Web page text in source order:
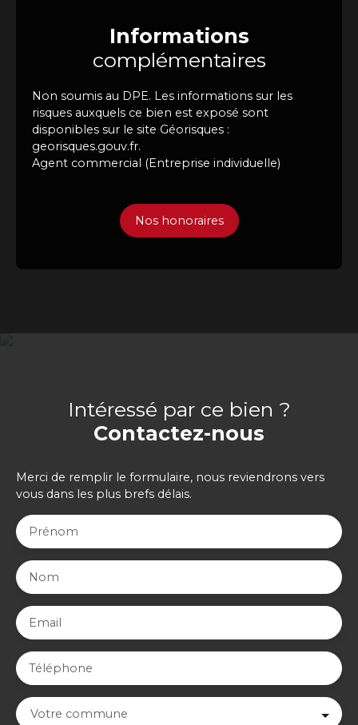
Informations
complémentaires
Non soumis au DPE. Les informations sur les
risques auxquels ce bien est exposé sont
disponibles sur le site Géorisques :
georisques.gouv.fr.
Agent commercial (Entreprise individuelle)
Nos honoraires
Intéressé par ce bien ?
Contactez-nous
Merci de remplir le formulaire, nous reviendrons vers
vous dans les plus brefs délais.
Prénom
Nom
Email
Téléphone
Votre commune